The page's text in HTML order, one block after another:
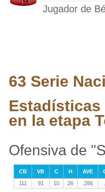
Jugador de
63 Serie
Estadísticas
en la etapa
Ofensiva de
CB VB C H AVE
111
91 10 26 .286